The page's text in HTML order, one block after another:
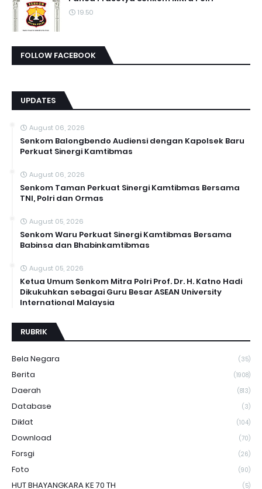
19.50
FOLLOW FACEBOOK
UPDATES
August 06, 2026
Senkom Balongbendo Audiensi dengan Kapolsek Baru
Perkuat Sinergi Kamtibmas
August 06, 2026
Senkom Taman Perkuat Sinergi Kamtibmas Bersama
TNI, Polri dan Ormas
August 05, 2026
Senkom Waru Perkuat Sinergi Kamtibmas Bersama
Babinsa dan Bhabinkamtibmas
August 05, 2026
Ketua Umum Senkom Mitra Polri Prof. Dr. H. Katno Hadi
Dikukuhkan sebagai Guru Besar ASEAN University
International Malaysia
RUBRIK
Bela Negara (35)
Berita (1908)
Daerah (813)
Database (3)
Diklat (104)
Download (70)
Forsgi (26)
Foto (90)
HUT BHAYANGKARA KE 70 TH (5)